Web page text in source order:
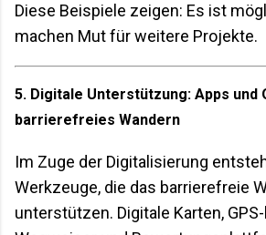
Diese Beispiele zeigen: Es ist
machen Mut für weitere Projekte.
5. Digitale Unterstützung: Apps und
barrierefreies Wandern
Im Zuge der Digitalisierung
Werkzeuge, die das barrierefreie
unterstützen. Digitale Karten,